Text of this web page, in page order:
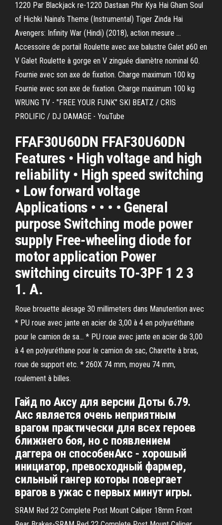
1220 Par Blackjack re-1220 Dastaan Phir Kya Hai Gham Soul
of Hichki Naina's Theme (Instrumental) Tiger Zinda Hai
Avengers: Infinity War (Hindi) (2018), action mesure ...
Accessoire de portail Roulette avec axe balustre Galet ø60 en
V Galet Roulette à gorge en V zinguée diamètre nominal 60.
Fournie avec son axe de fixation. Charge maximum 100 kg
Fournie avec son axe de fixation. Charge maximum 100 kg
WRUNG TV - "FREE YOUR FUNK" SKI BEATZ / CRIS
PROLIFIC / DJ DAMAGE - YouTube
FFAF30U60DN FFAF30U60DN
Features • High voltage and high
reliability • High speed switching
• Low forward voltage
Applications • • • • General
purpose Switching mode power
supply Free-wheeling diode for
motor application Power
switching circuits TO-3PF 1 2 3
1. A.
Roue brouette alesage 30 millimeters dans Manutention avec
* PU roue avec jante en acier de 3,00 à 4 en polyuréthane
pour le camion de sa... * PU roue avec jante en acier de 3,00
à 4 en polyuréthane pour le camion de sac, Charette à bras,
roue de support etc. * 260X 74 mm, moyeu 74 mm,
roulement à billes.
Гайд по Аксу для версии Доты 6.79.
Акс является очень неприятным
врагом практически для всех героев
ближнего боя, но с появлением
даггера он способенАкс - хорошый
инициатор, превосходный фармер,
сильный гангер которы повергает
врагов в ужас с первых минут игры.
SRAM Red 22 Complete Post Mount Caliper 18mm Front